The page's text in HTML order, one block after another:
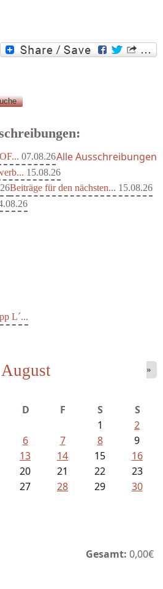
07.08.26
15.08.26
Beiträge für den nächsten... 15.08.26
Alle Ausschreibungen
L´...
August »
D F S
S
1
2
6 7 8
9
13 14 15
16
20 21 22
23
27 28 29
30
Gesamt: 0,00€